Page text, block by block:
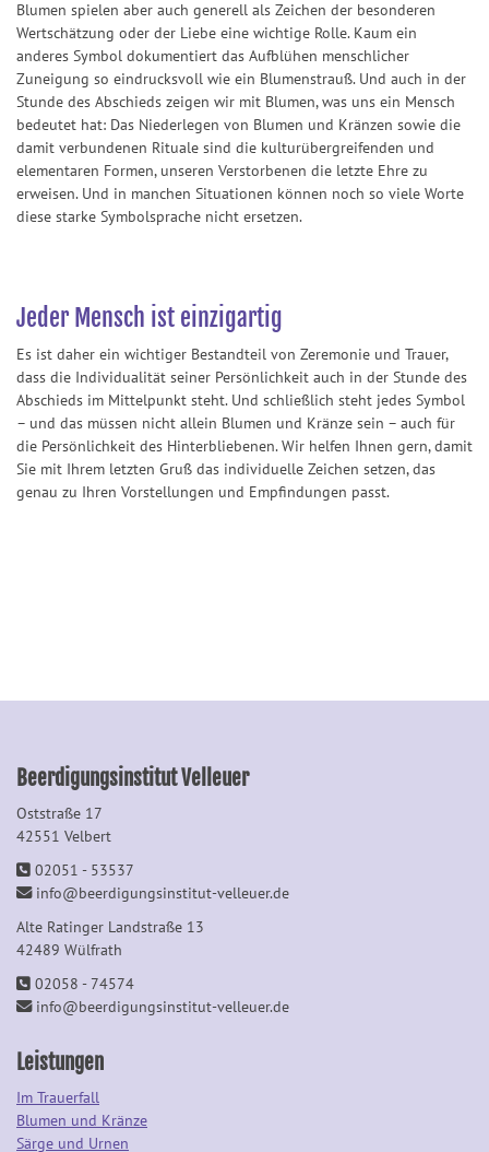
Blumen spielen aber auch generell als Zeichen der besonderen
Wertschätzung oder der Liebe eine wichtige Rolle. Kaum ein
anderes Symbol dokumentiert das Aufblühen menschlicher
Zuneigung so eindrucksvoll wie ein Blumenstrauß. Und auch in der
Stunde des Abschieds zeigen wir mit Blumen, was uns ein Mensch
bedeutet hat: Das Niederlegen von Blumen und Kränzen sowie die
damit verbundenen Rituale sind die kulturübergreifenden und
elementaren Formen, unseren Verstorbenen die letzte Ehre zu
erweisen. Und in manchen Situationen können noch so viele Worte
diese starke Symbolsprache nicht ersetzen.
Jeder Mensch ist einzigartig
Es ist daher ein wichtiger Bestandteil von Zeremonie und Trauer,
dass die Individualität seiner Persönlichkeit auch in der Stunde des
Abschieds im Mittelpunkt steht. Und schließlich steht jedes Symbol
– und das müssen nicht allein Blumen und Kränze sein – auch für
die Persönlichkeit des Hinterbliebenen. Wir helfen Ihnen gern, damit
Sie mit Ihrem letzten Gruß das individuelle Zeichen setzen, das
genau zu Ihren Vorstellungen und Empfindungen passt.
Beerdigungsinstitut Velleuer
Oststraße 17
42551 Velbert
02051 - 53537
info@beerdigungsinstitut-velleuer.de
Alte Ratinger Landstraße 13
42489 Wülfrath
02058 - 74574
info@beerdigungsinstitut-velleuer.de
Leistungen
Im Trauerfall
Blumen und Kränze
Särge und Urnen